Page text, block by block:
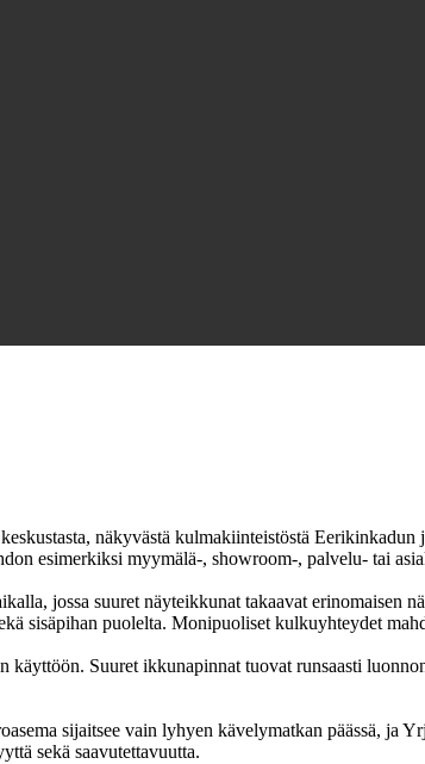
näkyvästä kulmakiinteistöstä
esimerkiksi myymälä-, showroom-, palvelu- tai
jossa suuret näyteikkunat takaavat
sisäpihan puolelta. Monipuoliset kulkuyhteydet
Suuret ikkunapinnat tuovat runsaasti
sijaitsee vain lyhyen kävelymatkan päässä, ja
sekä saavutettavuutta.